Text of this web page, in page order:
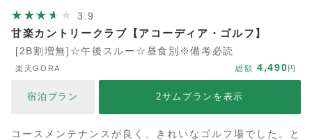
3.9
甘楽カントリークラブ【アコーディア・ゴルフ】
[2B割増無]☆午後スルー☆昼食別※備考必読
楽天GORA 総額 4,490円
宿泊プラン 2サムプランを表示
コースメンテナンスが良く、きれいなゴルフ場でした。と